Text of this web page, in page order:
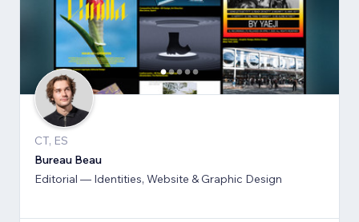
CT, ES
Bureau Beau
Editorial — Identities, Website & Graphic Design